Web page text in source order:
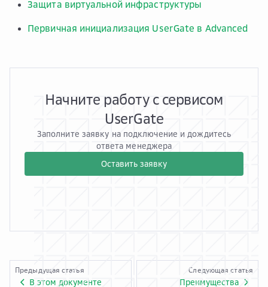
Защита виртуальной инфраструктуры
Первичная инициализация UserGate в Advanced
Начните работу с сервисом
UserGate
Заполните заявку на подключение и дождитесь
ответа менеджера
Оставить заявку
Предыдущая статья
В этом документе
Следующая статья
Преимущества